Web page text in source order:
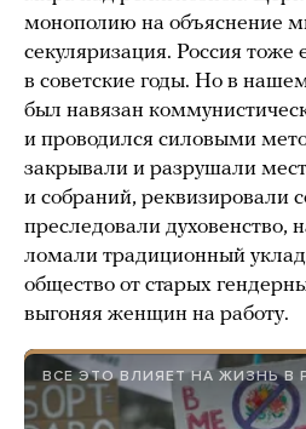
монополию на объяснение
секуляризация. Россия
в советские годы. Но в
был навязан
и проводился силовыми
закрывали и разрушали
и собраний, реквизировали
преследовали духовенство,
ломали традиционный
общество от старых
выгоняя женщин на работу.
ВСЕ ЭТО ВЛИЯЕТ НА ЖИЗНЬ В